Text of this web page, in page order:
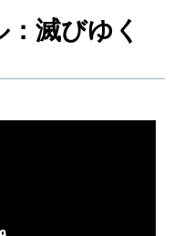
：滅びゆく